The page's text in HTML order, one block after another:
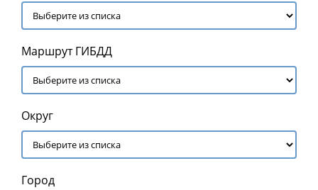
Маршрут ГИБДД
Округ
Город